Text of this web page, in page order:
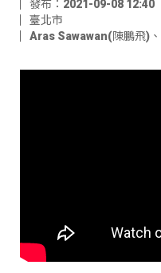
發布：2021-09-08 12:40
臺北市
Aras Sawawan(陳鵬飛) 、